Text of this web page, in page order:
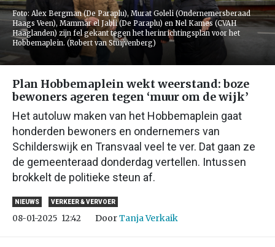
Foto: Alex Bergman (De Paraplu), Murat Goleli (Ondernemersberaad
Haags Veen), Mammar el Jabli (De Paraplu) en Nel Kames (CVAH
Haaglanden) zijn fel gekant tegen het herinrichtingsplan voor het
Hobbemaplein. (Robert van Stuijvenberg)
Plan Hobbemaplein wekt weerstand: boze
bewoners ageren tegen ‘muur om de wijk’
Het autoluw maken van het Hobbemaplein gaat
honderden bewoners en ondernemers van
Schilderswijk en Transvaal veel te ver. Dat gaan ze
de gemeenteraad donderdag vertellen. Intussen
brokkelt de politieke steun af.
NIEUWS VERKEER & VERVOER
08-01-2025 12:42 DoorTanja Verkaik